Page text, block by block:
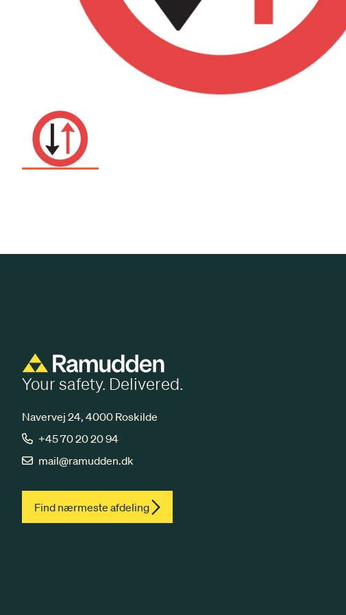
Your safety. Delivered.
Navervej 24, 4000 Roskilde
+45 70 20 20 94
mail@ramudden.dk
Find nærmeste afdeling